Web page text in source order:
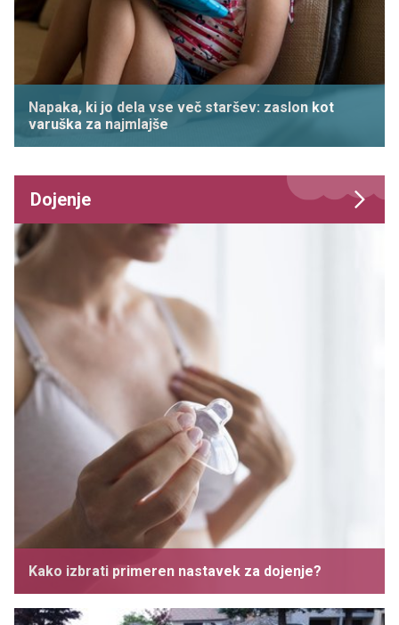
Napaka, ki jo dela vse več staršev: zaslon kot
varuška za najmlajše
Dojenje
Kako izbrati primeren nastavek za dojenje?